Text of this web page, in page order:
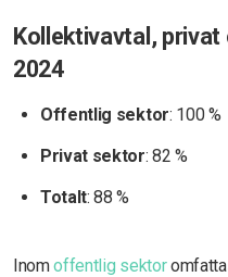
Kollektivavtal,
2024
Offentlig sektor: 100 %
Privat sektor: 82 %
Totalt: 88 %
Inomoffentlig sektor